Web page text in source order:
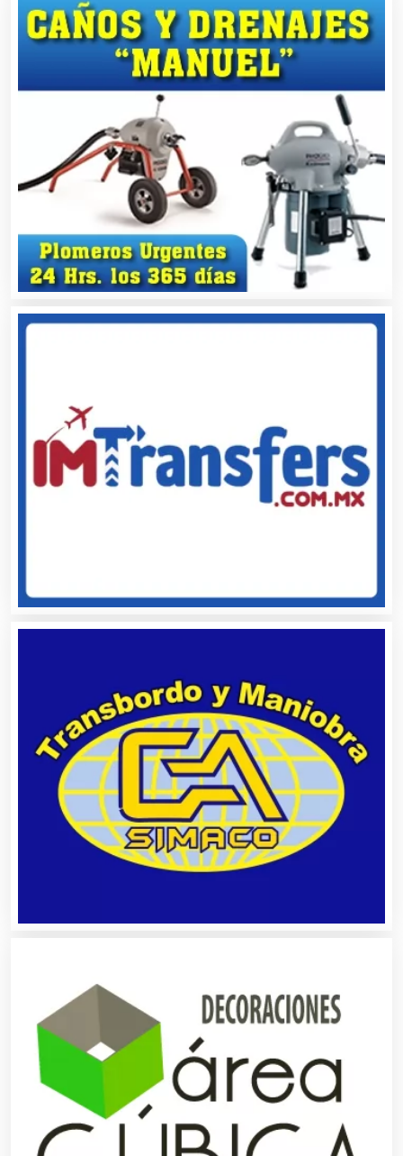
Artículos Deportivos
Artículos Importados
Artículos para el Hogar
Artículos para Regalos
Artículos Personales
Aseguradoras
Asociaciones Civiles
Asociaciones Empresariales
Audio, Sonido e Iluminación
Audios para Eventos
Autobuses
Automatización
Automóviles Nuevos y Usados